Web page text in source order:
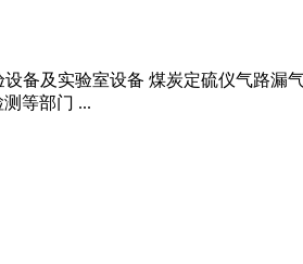
备及实验室设备 煤炭定硫仪气路漏
等部门 ...